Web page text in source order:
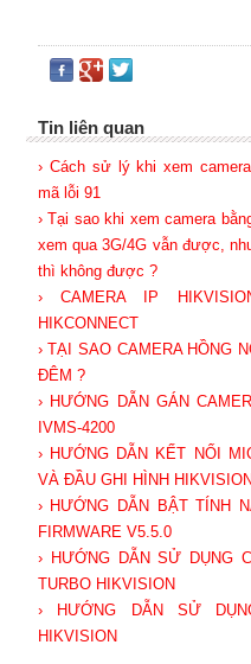
Tin liên quan
› Cách sử lý khi xem
mã lỗi 91
› Tại sao khi xem camera
xem qua 3G/4G vẫn được,
thì không được ?
› CAMERA IP
HIKCONNECT
› TẠI SAO CAMERA HỒNG
ĐÊM ?
› HƯỚNG DẪN GÁN
IVMS-4200
› HƯỚNG DẪN KẾT NỐI
VÀ ĐẦU GHI HÌNH
› HƯỚNG DẪN BẬT TÍNH
FIRMWARE V5.5.0
› HƯỚNG DẪN SỬ DỤNG
TURBO HIKVISION
› HƯỚNG DẪN SỬ
HIKVISION